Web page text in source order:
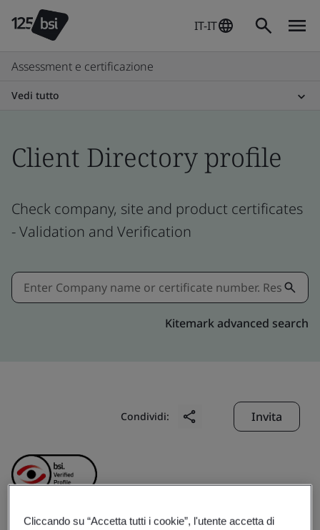
IT-IT
Assessment e certificazione
Vedi tutto
Client Directory profile
Check company, site and product certificates
- Validation and Verification
Kitemark advanced search
Condividi: Invita
Cliccando su “Accetta tutti i cookie”, l'utente accetta di